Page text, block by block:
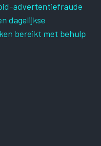
advertentiefraude
dagelijkse
bereikt met behulp